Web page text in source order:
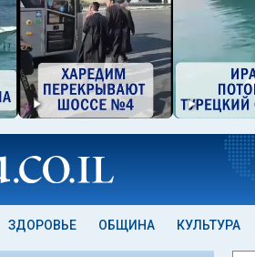
ЗДОРОВЬЕ ОБЩИНА КУЛЬТУРА